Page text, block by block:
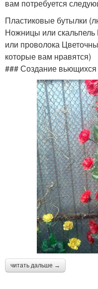
вам потребуется
Пластиковые бутылки
Ножницы или
или проволока
которые вам нравятся)
### Создание вьющихся
читать дальше →